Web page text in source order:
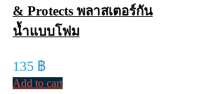
& Protects พลาสเตอร์กัน
น้ำแบบโฟม
135 ฿
Add to cart